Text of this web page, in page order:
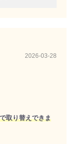
2026-03-28
取り替えできま